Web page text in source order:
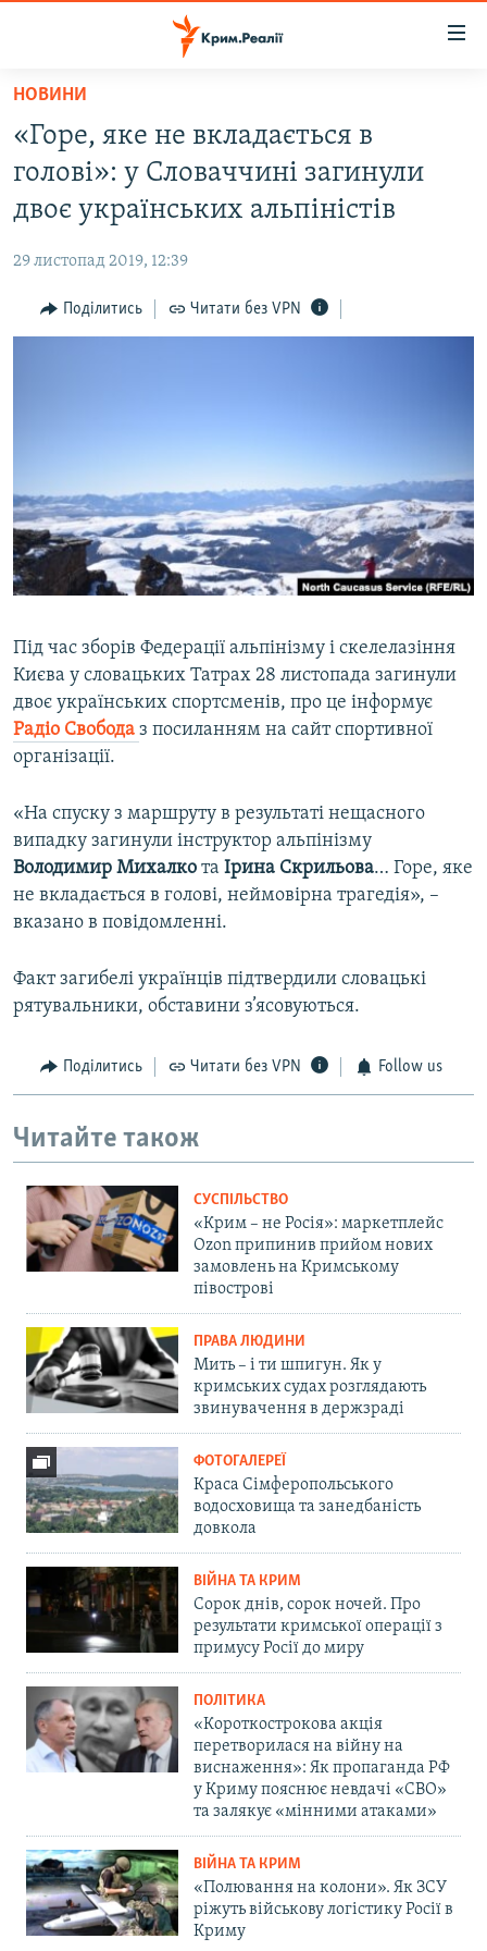
Перейти
основного
матеріалу
до
основної
Перейти
до
ВОДА.КРИМ
ВІДЕО ТА ФОТО
БЛОГИ
ПОГЛЯД
ВІДЕОУРОКИ «ELIFBE»
СВІДЧЕННЯ ОКУПАЦІЇ
УКРАЇНСЬКА ПРОБЛЕМА КРИМУ
Русский
Qırımtatar
Усі сайти RFE/RL
НОВИНИ
«Горе, яке не вкладається в
голові»: у Словаччині загинули
двоє українських альпіністів
29 листопад 2019, 12:39
Поділитись Читати без VPN
Під час зборів Федерації альпінізму і скелелазіння
Києва у словацьких Татрах 28 листопада загинули
двоє українських спортсменів, про це інформує
Радіо Свобода з посиланням на сайт спортивної
організації.
«На спуску з маршруту в результаті нещасного
випадку загинули інструктор альпінізму
Володимир Михалко та Ірина Скрильова… Горе, яке
не вкладається в голові, неймовірна трагедія», –
вказано в повідомленні.
Факт загибелі українців підтвердили словацькі
рятувальники, обставини з’ясовуються.
Поділитись Читати без VPN Follow us
Читайте також
СУСПІЛЬСТВО
«Крим – не Росія»: маркетплейс
Ozon припинив прийом нових
замовлень на Кримському
півострові
ПРАВА ЛЮДИНИ
Мить – і ти шпигун. Як у
кримських судах розглядають
звинувачення в держзраді
ФОТОГАЛЕРЕЇ
Краса Сімферопольського
водосховища та занедбаність
довкола
ВІЙНА ТА КРИМ
Сорок днів, сорок ночей. Про
результати кримської операції з
примусу Росії до миру
ПОЛІТИКА
«Короткострокова акція
перетворилася на війну на
виснаження»: Як пропаганда РФ
у Криму пояснює невдачі «СВО»
та залякує «мінними атаками»
ВІЙНА ТА КРИМ
«Полювання на колони». Як ЗСУ
ріжуть військову логістику Росії в
Криму